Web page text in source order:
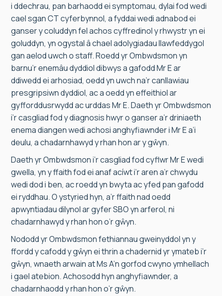
i ddechrau, pan barhaodd ei symptomau, dylai fod wedi
cael sgan CT cyferbynnol, a fyddai wedi adnabod ei
ganser y coluddyn fel achos cyffredinol y rhwystr yn ei
goluddyn, yn ogystal â chael adolygiadau llawfeddygol
gan aelod uwch o staff. Roedd yr Ombwdsmon yn
barnu’r enemâu dyddiol dibwys a gafodd Mr E ar
ddiwedd ei arhosiad, oedd yn uwch na’r canllawiau
presgripsiwn dyddiol, ac a oedd yn effeithiol ar
gyfforddusrwydd ac urddas Mr E. Daeth yr Ombwdsmon
i’r casgliad fod y diagnosis hwyr o ganser a’r driniaeth
enema diangen wedi achosi anghyfiawnder i Mr E a’i
deulu, a chadarnhawyd y rhan hon ar y gŵyn.
Daeth yr Ombwdsmon i’r casgliad fod cyflwr Mr E wedi
gwella, yn y ffaith fod ei anaf acíwt i’r aren a’r chwydu
wedi dod i ben, ac roedd yn bwyta ac yfed pan gafodd
ei ryddhau. O ystyried hyn, a’r ffaith nad oedd
apwyntiadau dilynol ar gyfer SBO yn arferol, ni
chadarnhawyd y rhan hon o’r gŵyn.
Nododd yr Ombwdsmon fethiannau gweinyddol yn y
ffordd y cafodd y gŵyn ei thrin a chadernid yr ymateb i’r
gŵyn, wnaeth arwain at Ms A’n gorfod cwyno ymhellach
i gael atebion. Achosodd hyn anghyfiawnder, a
chadarnhaodd y rhan hon o’r gŵyn.